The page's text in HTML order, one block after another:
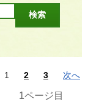
1 2 3 次へ
1ページ目